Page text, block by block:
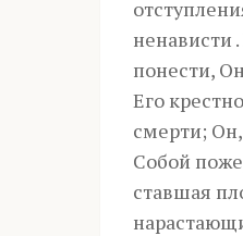
ненависти
понести,
Его
смерти;
Собой
ставшая